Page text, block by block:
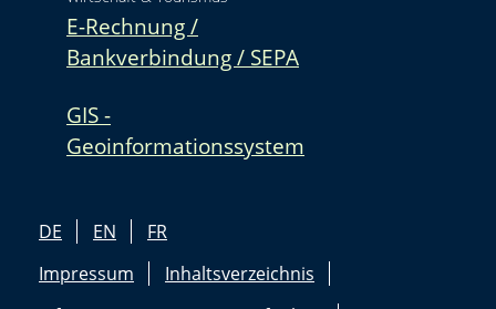
E-Rechnung /
Bankverbindung / SEPA
GIS -
Geoinformationssystem
DE EN
FR
Impressum
Inhaltsverzeichnis